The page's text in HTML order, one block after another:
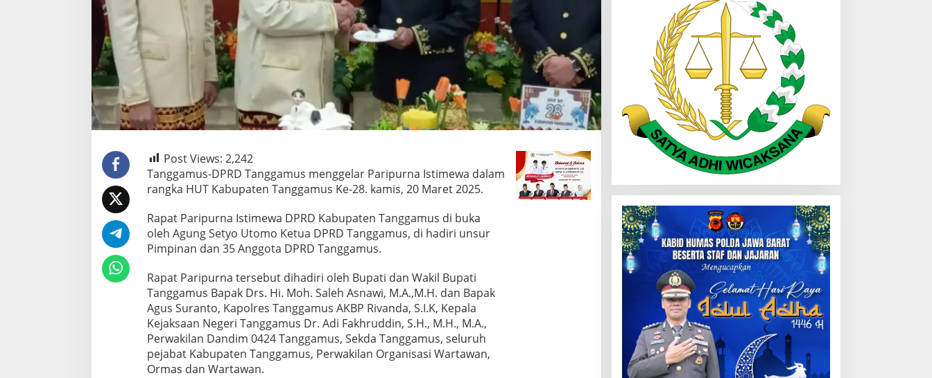
Post Views: 2,242
Tanggamus-DPRD Tanggamus menggelar Paripurna Istimewa dalam
rangka HUT Kabupaten Tanggamus Ke-28. kamis, 20 Maret 2025.
Rapat Paripurna Istimewa DPRD Kabupaten Tanggamus di buka
oleh Agung Setyo Utomo Ketua DPRD Tanggamus, di hadiri unsur
Pimpinan dan 35 Anggota DPRD Tanggamus.
Rapat Paripurna tersebut dihadiri oleh Bupati dan Wakil Bupati
Tanggamus Bapak Drs. Hi. Moh. Saleh Asnawi, M.A.,M.H. dan Bapak
Agus Suranto, Kapolres Tanggamus AKBP Rivanda, S.I.K, Kepala
Kejaksaan Negeri Tanggamus Dr. Adi Fakhruddin, S.H., M.H., M.A.,
Perwakilan Dandim 0424 Tanggamus, Sekda Tanggamus, seluruh
pejabat Kabupaten Tanggamus, Perwakilan Organisasi Wartawan,
Ormas dan Wartawan.